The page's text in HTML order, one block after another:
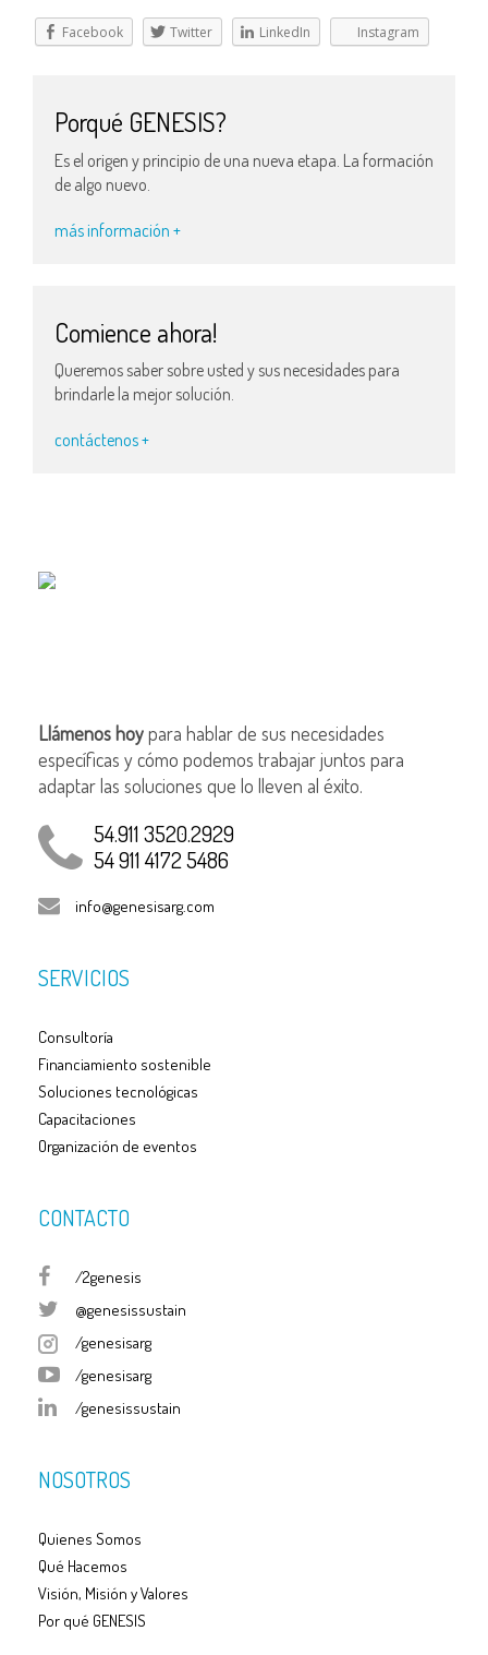
Facebook Twitter LinkedIn Instagram
Porqué GENESIS?
Es el origen y principio de una nueva etapa. La formación
de algo nuevo.
más información +
Comience ahora!
Queremos saber sobre usted y sus necesidades para
brindarle la mejor solución.
contáctenos +
Llámenos hoypara hablar de sus necesidades
específicas y cómo podemos trabajar juntos para
adaptar las soluciones que lo lleven al éxito.
54.911 3520.2929
54 911 4172 5486
info@genesisarg.com
SERVICIOS
Consultoría
Financiamiento sostenible
Soluciones tecnológicas
Capacitaciones
Organización de eventos
CONTACTO
/2genesis
@genesissustain
/genesisarg
/genesisarg
/genesissustain
NOSOTROS
Quienes Somos
Qué Hacemos
Visión, Misión y Valores
Por qué GENESIS